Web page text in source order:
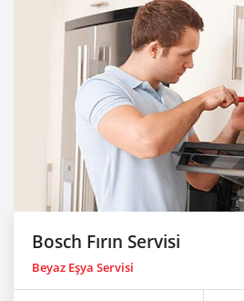
Bosch Fırın Servisi
Beyaz Eşya Servisi